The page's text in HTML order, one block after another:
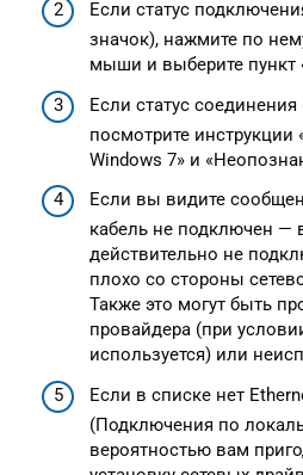
Если статус
значок), нажмите по
мыши и выберите пункт
Если статус
посмотрите инструкции
Windows 7» и
Если вы видите
кабель не подключен —
действительно не
плохо со стороны
Также это могут быть
провайдера (при
используется) или
Если в списке нет
(Подключения по
вероятностью вам